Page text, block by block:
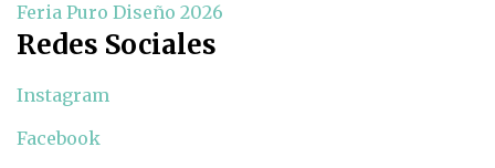
Feria Puro Diseño 2026
Redes Sociales
Instagram
Facebook